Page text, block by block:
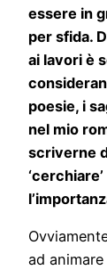
essere in
per sfida.
ai lavori è
poesie, i
nel mio
scriverne
ad